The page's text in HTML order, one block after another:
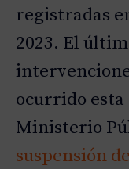
registradas
2023. El
ocurrido esta
Ministerio
suspensión